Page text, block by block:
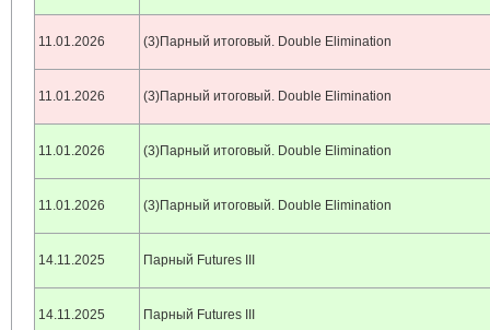
11.01.2026 (3)Парный итоговый. Double Elimination
11.01.2026 (3)Парный итоговый. Double Elimination
11.01.2026 (3)Парный итоговый. Double Elimination
11.01.2026 (3)Парный итоговый. Double Elimination
14.11.2025 Парный Futures III
14.11.2025 Парный Futures III